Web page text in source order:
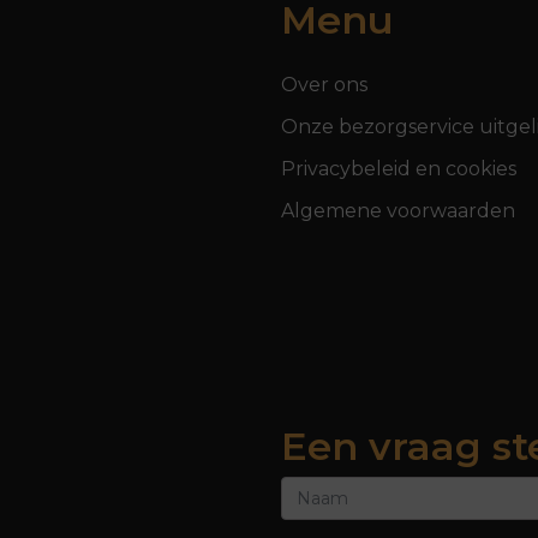
Menu
Over ons
Onze bezorgservice
Privacybeleid en cookies
Algemene voorwaarden
Een vraag